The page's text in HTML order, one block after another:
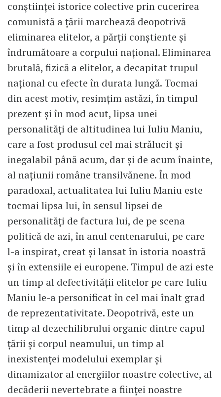
conștiinței istorice colective prin cucerirea
comunistă a țării marchează deopotrivă
eliminarea elitelor, a părții conștiente și
îndrumătoare a corpului național. Eliminarea
brutală, fizică a elitelor, a decapitat trupul
național cu efecte în durata lungă. Tocmai
din acest motiv, resimțim astăzi, în timpul
prezent și în mod acut, lipsa unei
personalități de altitudinea lui Iuliu Maniu,
care a fost produsul cel mai strălucit și
inegalabil până acum, dar și de acum înainte,
al națiunii române transilvănene. În mod
paradoxal, actualitatea lui Iuliu Maniu este
tocmai lipsa lui, în sensul lipsei de
personalități de factura lui, de pe scena
politică de azi, în anul centenarului, pe care
l-a inspirat, creat și lansat în istoria noastră
și în extensiile ei europene. Timpul de azi este
un timp al defectivității elitelor pe care Iuliu
Maniu le-a personificat în cel mai înalt grad
de reprezentativitate. Deopotrivă, este un
timp al dezechilibrului organic dintre capul
țării și corpul neamului, un timp al
inexistenței modelului exemplar și
dinamizator al energiilor noastre colective, al
decăderii nevertebrate a ființei noastre